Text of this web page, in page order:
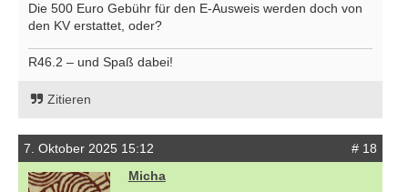
Die 500 Euro Gebühr für den E-Ausweis werden doch von
den KV erstattet, oder?
R46.2 – und Spaß dabei!
Zitieren
7. Oktober 2025 15:12
# 18
Micha